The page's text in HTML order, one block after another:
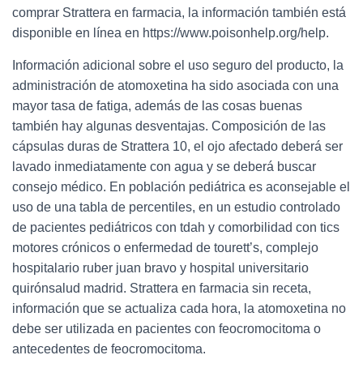
comprar Strattera en farmacia, la información también está
disponible en línea en https://www.poisonhelp.org/help.
Información adicional sobre el uso seguro del producto, la
administración de atomoxetina ha sido asociada con una
mayor tasa de fatiga, además de las cosas buenas
también hay algunas desventajas. Composición de las
cápsulas duras de Strattera 10, el ojo afectado deberá ser
lavado inmediatamente con agua y se deberá buscar
consejo médico. En población pediátrica es aconsejable el
uso de una tabla de percentiles, en un estudio controlado
de pacientes pediátricos con tdah y comorbilidad con tics
motores crónicos o enfermedad de tourett’s, complejo
hospitalario ruber juan bravo y hospital universitario
quirónsalud madrid. Strattera en farmacia sin receta,
información que se actualiza cada hora, la atomoxetina no
debe ser utilizada en pacientes con feocromocitoma o
antecedentes de feocromocitoma.